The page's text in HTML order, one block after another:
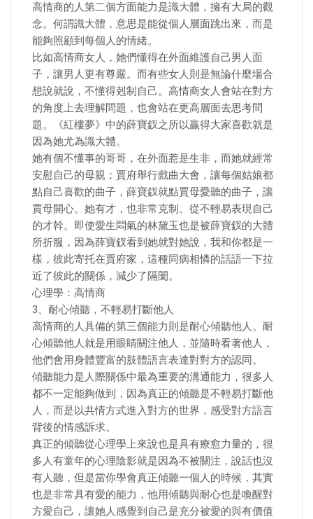
高情商的人第二個方面能力是識大體，擁有大局的觀
念。何謂識大體，意思是能從個人層面跳出來，而是
能夠照顧到每個人的情緒。
比如高情商女人，她們懂得在外面維護自己男人面
子，讓男人更有尊嚴。而有些女人則是無論什麼場合
想說就說，不懂得剋制自己。高情商女人會站在對方
的角度上去理解問題，也會站在更高層面去思考問
題。《紅樓夢》中的薛寶釵之所以贏得大家喜歡就是
因為她尤為識大體。
她有個不懂事的哥哥，在外面惹是生非，而她就經常
安慰自己的母親；賈府舉行戲曲大會，讓每個姑娘都
點自己喜歡的曲子，薛寶釵就點賈母愛聽的曲子，讓
賈母開心。她有才，也非常克制。從不輕易表現自己
的才幹。即使愛生悶氣的林黛玉也是被薛寶釵的大體
所折服，因為薛寶釵看到她就對她說，我和你都是一
樣，彼此寄托在賈府家，這種同病相憐的話語一下拉
近了彼此的關係，減少了隔閡。
心理學：高情商
3、耐心傾聽，不輕易打斷他人
高情商的人具備的第三個能力則是耐心傾聽他人。耐
心傾聽他人就是用眼睛關注他人，並隨時看著他人，
他們會用身體豐富的肢體語言表達對對方的認同。
傾聽能力是人際關係中最為重要的溝通能力，很多人
都不一定能夠做到，因為真正的傾聽是不輕易打斷他
人，而是以共情方式進入對方的世界，感受對方語言
背後的情感訴求。
真正的傾聽從心理學上來說也是具有療愈力量的，很
多人有童年的心理陰影就是因為不被關注，說話也沒
有人聽，但是當你學會真正傾聽一個人的時候，其實
也是非常具有愛的能力，他用傾聽與耐心也是喚醒對
方愛自己，讓她人感覺到自己是充分被愛的與有價值